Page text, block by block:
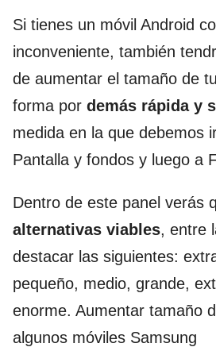
Si tienes un móvil Android
inconveniente, también
de aumentar el tamaño de
forma por demás rápida y
medida en la que debemos
Pantalla y fondos y luego a
Dentro de este panel verás
alternativas viables, entre
destacar las siguientes:
pequeño, medio, grande,
enorme. Aumentar tamaño
algunos móviles Samsung